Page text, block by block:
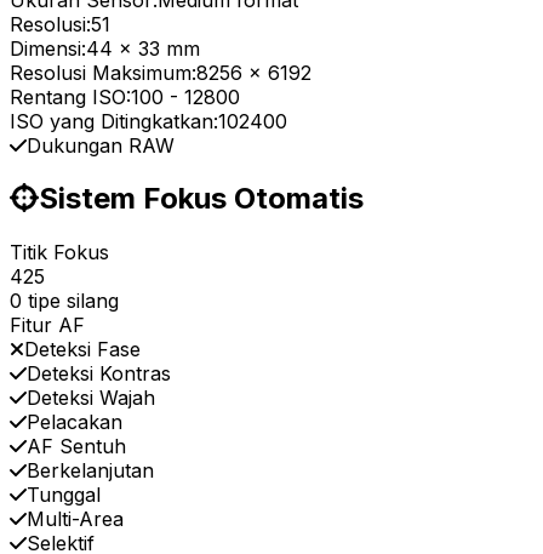
Resolusi:51
Dimensi:44 x 33 mm
Resolusi Maksimum:8256 x 6192
Rentang ISO:100 - 12800
ISO yang Ditingkatkan:102400
Dukungan RAW
Sistem Fokus Otomatis
Titik Fokus
425
0 tipe silang
Fitur AF
Deteksi Fase
Deteksi Kontras
Deteksi Wajah
Pelacakan
AF Sentuh
Berkelanjutan
Tunggal
Multi-Area
Selektif